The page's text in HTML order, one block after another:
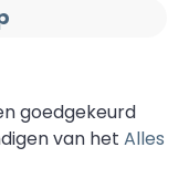
goedgekeurd
van het Alles